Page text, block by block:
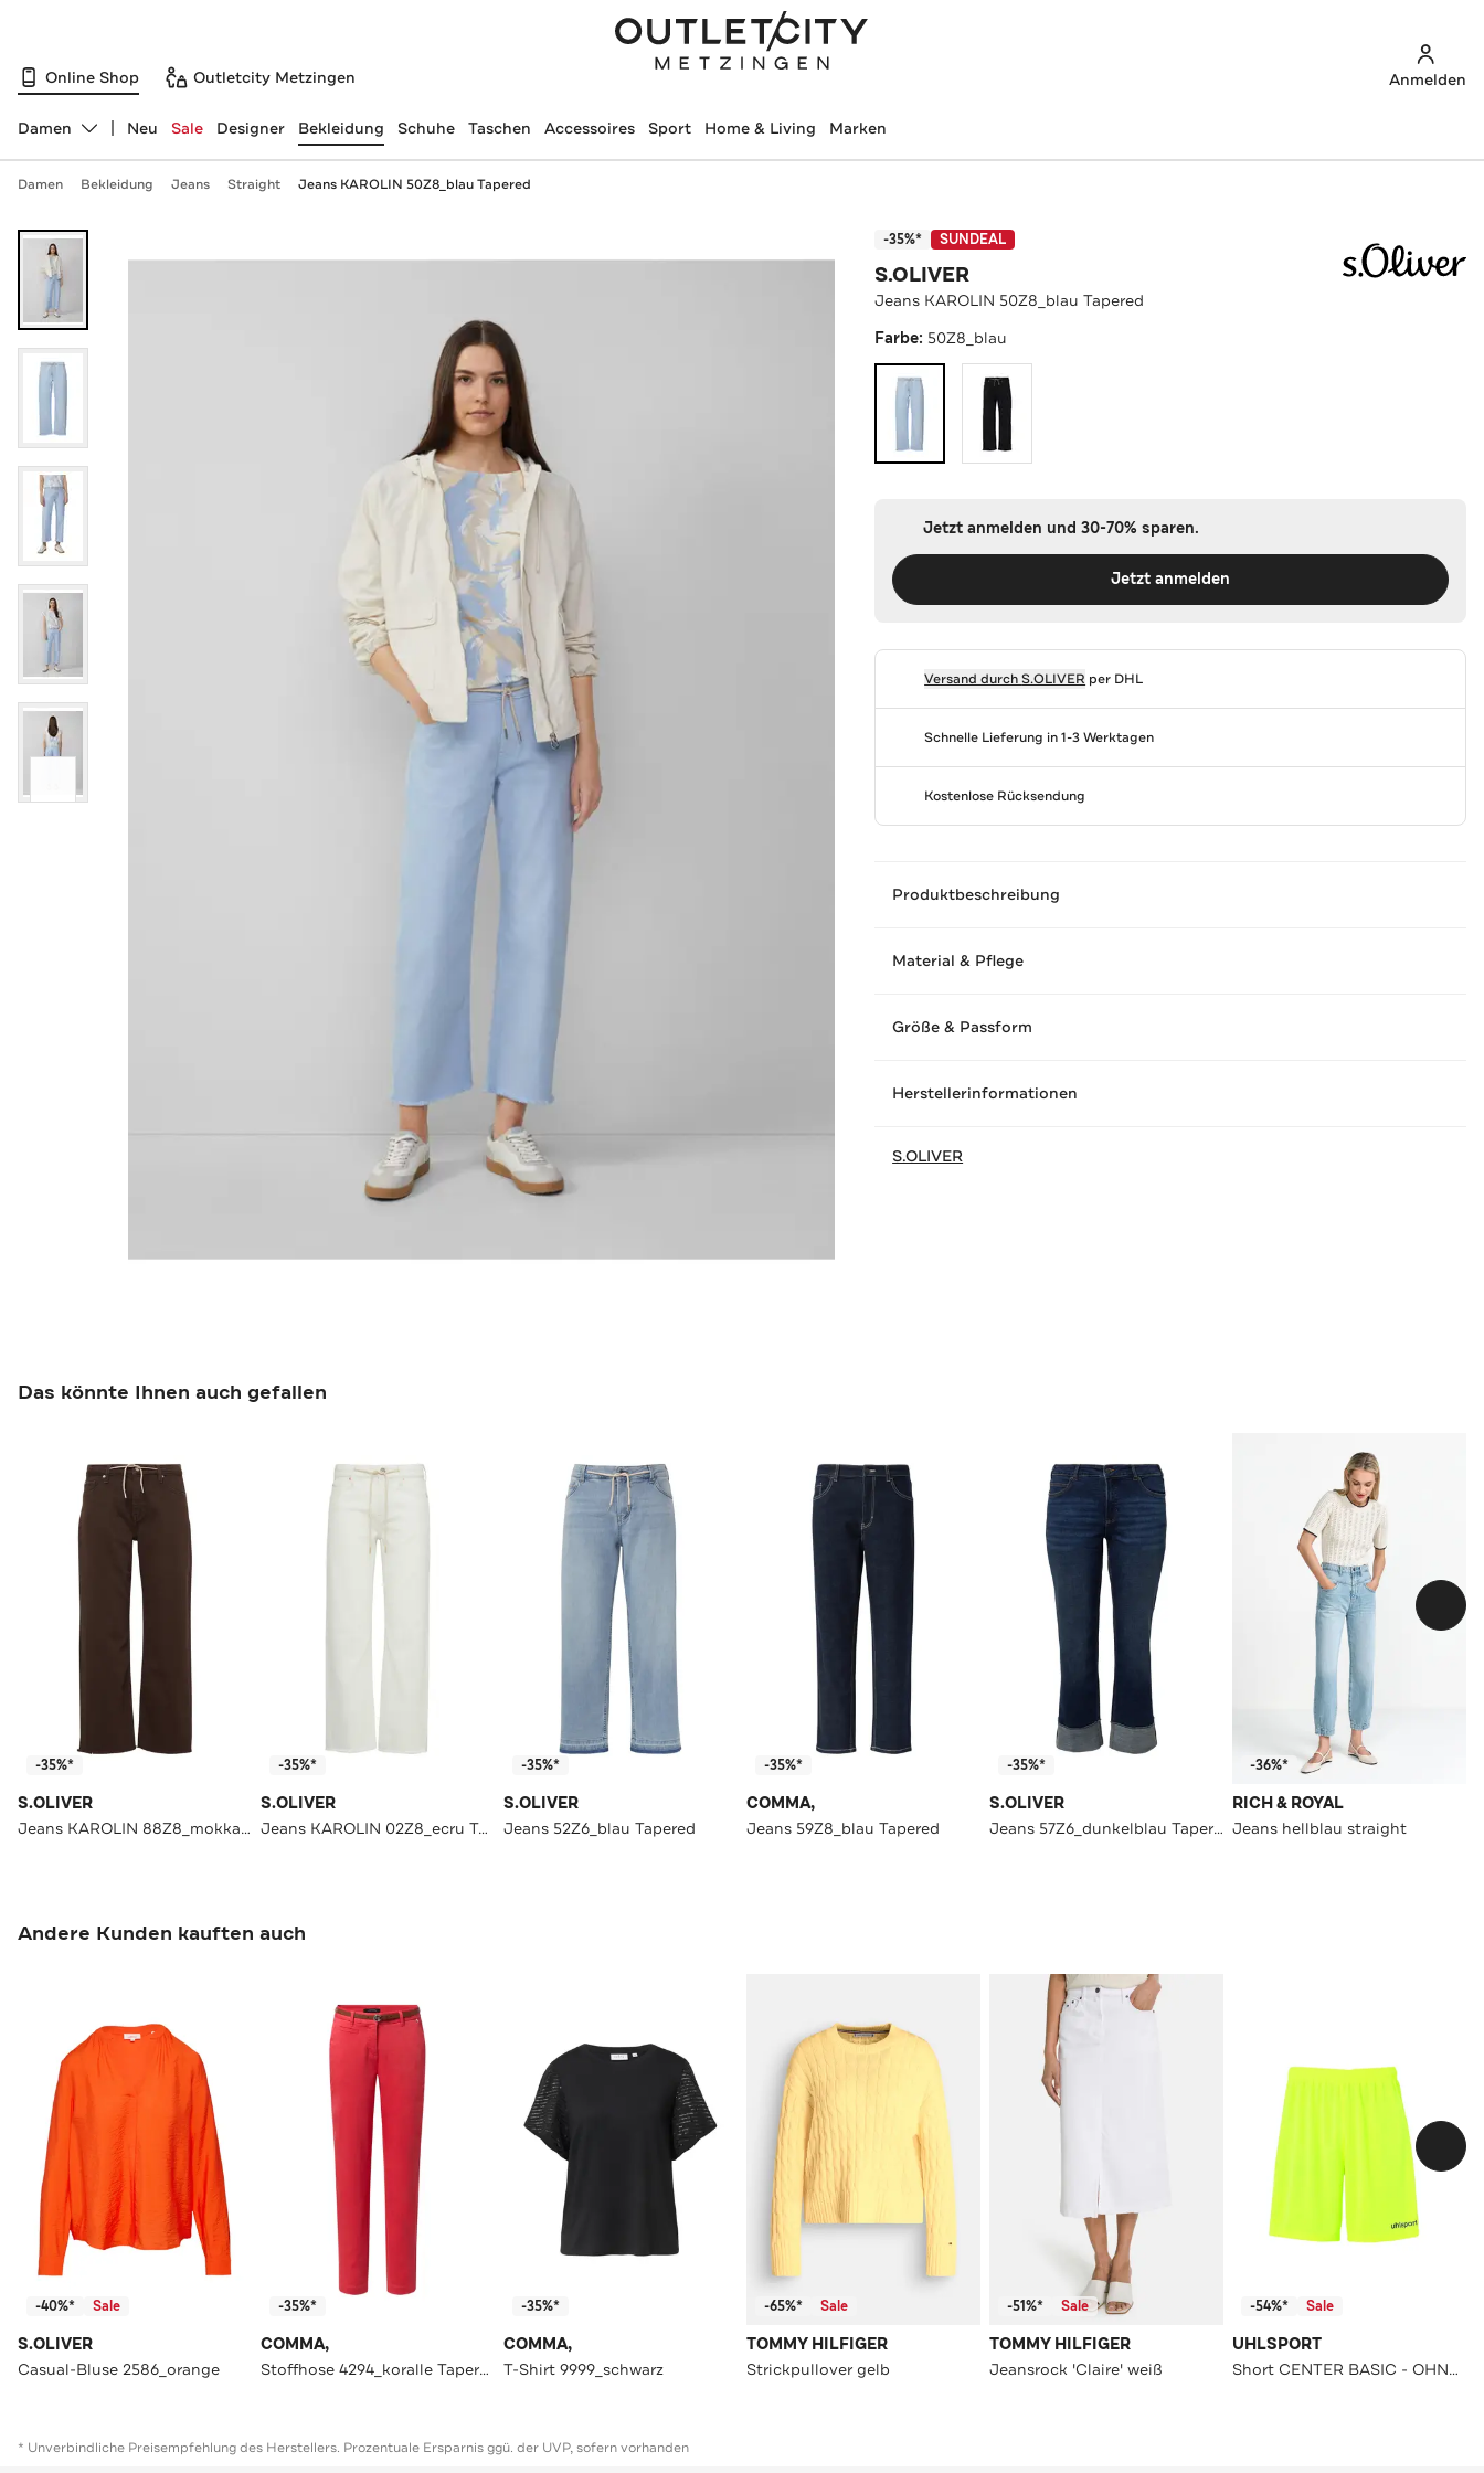
Online Shop Outletcity Metzingen Anmelden
Abteilung ändern, ausgewählt:
Damen Neu Sale Designer Bekleidung Schuhe Taschen Accessoires Sport Home & Living Marken
Damen Bekleidung Jeans Straight Jeans KAROLIN 50Z8_blau Tapered
-35%* SUNDEAL
S.OLIVER
Jeans KAROLIN 50Z8_blau Tapered
Farbe: 50Z8_blau
Jetzt anmelden und 30-70% sparen.
Jetzt anmelden
Versand durchS.OLIVER per DHL
Schnelle Lieferung in 1-3 Werktagen
Kostenlose Rücksendung
Produktbeschreibung
Material & Pflege
Größe & Passform
Herstellerinformationen
S.OLIVER
Das könnte Ihnen auch gefallen
-35%*
S.OLIVER
Jeans KAROLIN 88Z8_mokka Tapered
-35%*
S.OLIVER
Jeans KAROLIN 02Z8_ecru Tapered
-35%*
S.OLIVER
Jeans 52Z6_blau Tapered
-35%*
COMMA,
Jeans 59Z8_blau Tapered
-35%*
S.OLIVER
Jeans 57Z6_dunkelblau Tapered
-36%*
RICH & ROYAL
Jeans hellblau straight
Andere Kunden kauften auch
-40%* Sale
S.OLIVER
Casual-Bluse 2586_orange
-35%*
COMMA,
Stoffhose 4294_koralle Tapered
-35%*
COMMA,
T-Shirt 9999_schwarz
-65%* Sale
TOMMY HILFIGER
Strickpullover gelb
-51%* Sale
TOMMY HILFIGER
Jeansrock 'Claire' weiß
-54%* Sale
UHLSPORT
Short CENTER BASIC - OHNE INNENSLIP fluo gelb/schwarz Straight
* Unverbindliche Preisempfehlung des Herstellers. Prozentuale Ersparnis ggü. der UVP, sofern vorhanden